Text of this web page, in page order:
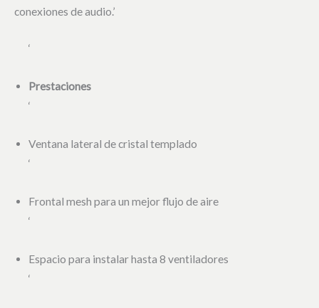
conexiones de audio.’
‘
Prestaciones
‘
Ventana lateral de cristal templado
‘
Frontal mesh para un mejor flujo de aire
‘
Espacio para instalar hasta 8 ventiladores
‘